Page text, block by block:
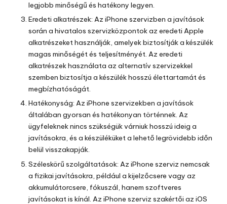
legjobb minőségű és hatékony legyen.
Eredeti alkatrészek: Az iPhone szervizben a javítások
során a hivatalos szervizközpontok az eredeti Apple
alkatrészeket használják, amelyek biztosítják a készülék
magas minőségét és teljesítményét. Az eredeti
alkatrészek használata az alternatív szervizekkel
szemben biztosítja a készülék hosszú élettartamát és
megbízhatóságát.
Hatékonyság: Az iPhone szervizekben a javítások
általában gyorsan és hatékonyan történnek. Az
ügyfeleknek nincs szükségük várniuk hosszú ideig a
javításokra, és a készüléküket a lehető legrövidebb időn
belül visszakapják.
Széleskörű szolgáltatások: Az iPhone szerviz nemcsak
a fizikai javításokra, például a kijelzőcsere vagy az
akkumulátorcsere, fókuszál, hanem szoftveres
javításokat is kínál. Az iPhone szerviz szakértői az iOS